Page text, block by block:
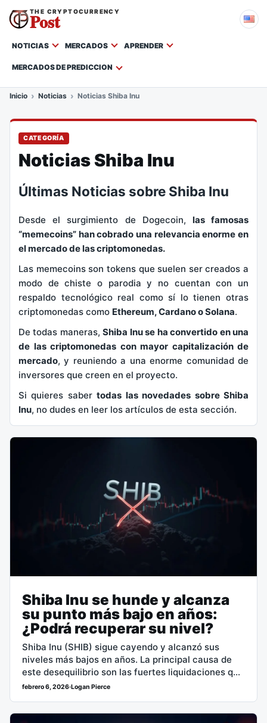
THE CRYPTOCURRENCY
Post
NOTICIAS MERCADOS APRENDER
MERCADOS DE PREDICCION
Inicio Noticias Noticias Shiba Inu
CATEGORÍA
Noticias Shiba Inu
Últimas Noticias sobre Shiba Inu
Desde el surgimiento de Dogecoin, las famosas
“memecoins” han cobrado una relevancia enorme en
el mercado de las criptomonedas.
Las memecoins son tokens que suelen ser creados a
modo de chiste o parodia y no cuentan con un
respaldo tecnológico real como sí lo tienen otras
criptomonedas como Ethereum, Cardano o Solana.
De todas maneras,Shiba Inu se ha convertido en una
de las criptomonedas con mayor capitalización de
mercado, y reuniendo a una enorme comunidad de
inversores que creen en el proyecto.
Si quieres sabertodas las novedades sobre Shiba
Inu, no dudes en leer los artículos de esta sección.
Shiba Inu se hunde y alcanza
su punto más bajo en años:
¿Podrá recuperar su nivel?
Shiba Inu (SHIB) sigue cayendo y alcanzó sus
niveles más bajos en años. La principal causa de
este desequilibrio son las fuertes liquidaciones que
se llevaron a cabo,…
febrero 6, 2026·Logan Pierce